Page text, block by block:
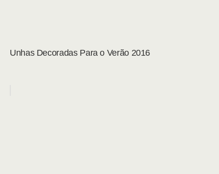
Unhas Decoradas Para o Verão 2016